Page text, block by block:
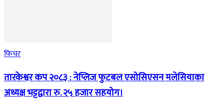
फिचर
तारकेश्वर कप २०८३ : नेप्लिज फुटबल एसोसिएसन मलेसियाका
अध्यक्ष भट्टद्वारा रु. २५ हजार सहयोग।